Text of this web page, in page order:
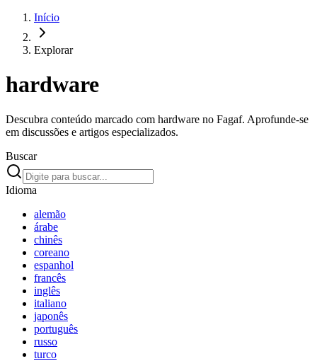
Início
Explorar
hardware
Descubra conteúdo marcado com hardware no Fagaf. Aprofunde-se
em discussões e artigos especializados.
Buscar
Idioma
alemão
árabe
chinês
coreano
espanhol
francês
inglês
italiano
japonês
português
russo
turco